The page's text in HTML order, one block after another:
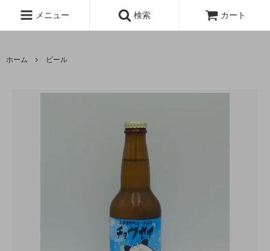
メニュー 検索 カート
ホーム ビール